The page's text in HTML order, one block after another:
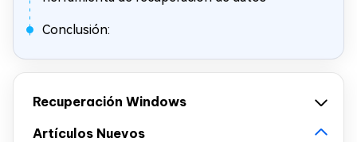
Conclusión:
Recuperación Windows
Artículos Nuevos